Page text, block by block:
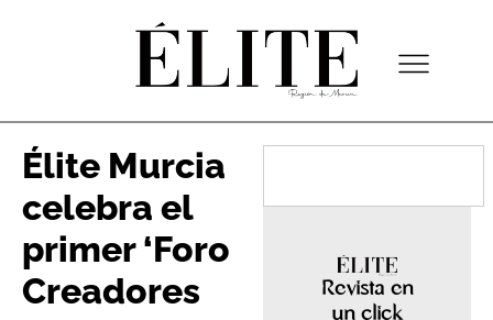
Élite Murcia
celebra el
primer ‘Foro
Creadores
Revista en
un click